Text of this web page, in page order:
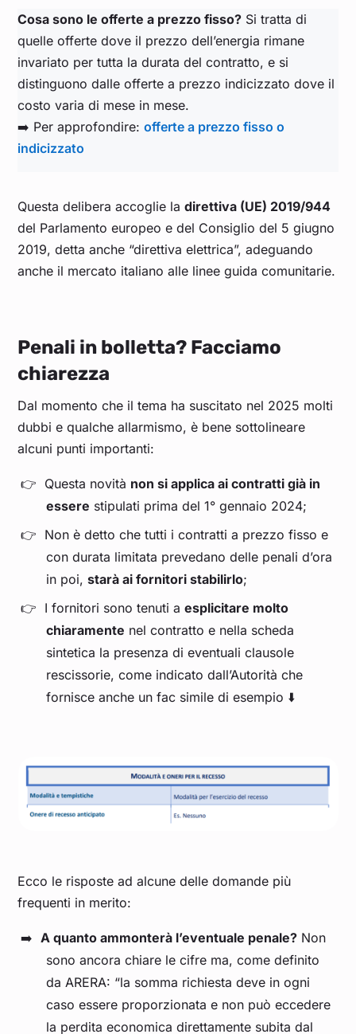
Cosa sono le offerte a prezzo fisso? Si tratta di
quelle offerte dove il prezzo dell’energia rimane
invariato per tutta la durata del contratto, e si
distinguono dalle offerte a prezzo indicizzato dove il
costo varia di mese in mese.
➡️ Per approfondire:offerte a prezzo fisso o
indicizzato
Questa delibera accoglie ladirettiva (UE) 2019/944
del Parlamento europeo e del Consiglio del 5 giugno
2019, detta anche “direttiva elettrica”, adeguando
anche il mercato italiano alle linee guida comunitarie.
Penali in bolletta? Facciamo
chiarezza
Dal momento che il tema ha suscitato nel 2025 molti
dubbi e qualche allarmismo, è bene sottolineare
alcuni punti importanti:
Questa novità non si applica ai contratti già in
essere stipulati prima del 1° gennaio 2024;
Non è detto che tutti i contratti a prezzo fisso e
con durata limitata prevedano delle penali d’ora
in poi,starà ai fornitori stabilirlo;
I fornitori sono tenuti a esplicitare molto
chiaramente nel contratto e nella scheda
sintetica la presenza di eventuali clausole
rescissorie, come indicato dall’Autorità che
fornisce anche un fac simile di esempio ⬇️
Ecco le risposte ad alcune delle domande più
frequenti in merito:
A quanto ammonterà l’eventuale penale? Non
sono ancora chiare le cifre ma, come definito
da ARERA: “la somma richiesta deve in ogni
caso essere proporzionata e non può eccedere
la perdita economica direttamente subita dal